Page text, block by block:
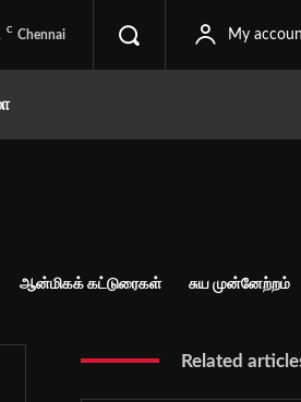
C Chennai My
ஆன்மிகக் கட்டுரைகள் சுய முன்னேற்றம்
Related